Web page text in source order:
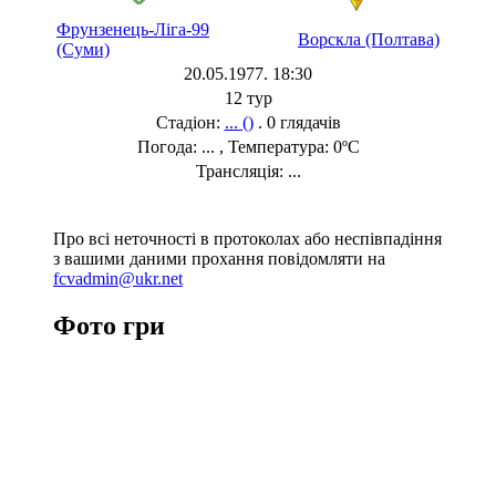
Фрунзенець-Ліга-99
(Суми)
Ворскла (Полтава)
20.05.1977. 18:30
12 тур
Стадіон: ... (). 0 глядачів
Погода: ... , Температура: 0ºC
Трансляція: ...
Про всі неточності в протоколах або неспівпадіння
з вашими даними прохання повідомляти на
fcvadmin@ukr.net
Фото гри